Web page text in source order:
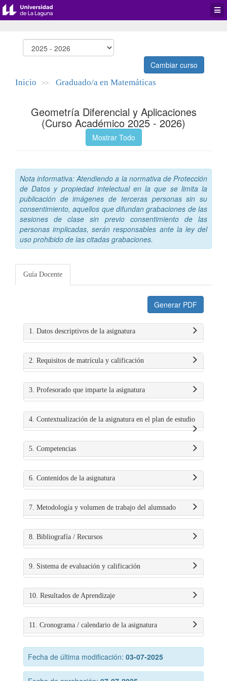
Cambiar curso
Inicio >> Graduado/a en Matemáticas
Geometría Diferencial y Aplicaciones
(Curso Académico 2025 - 2026)
Mostrar Todo
Nota informativa: Atendiendo a la normativa de Protección
de Datos y propiedad intelectual en la que se limita la
publicación de imágenes de terceras personas sin su
consentimiento, aquellos que difundan grabaciones de las
sesiones de clase sin previo consentimiento de las
personas implicadas, serán responsables ante la ley del
uso prohibido de las citadas grabaciones.
Guía Docente
Generar PDF
1. Datos descriptivos de la asignatura
2. Requisitos de matrícula y calificación
3. Profesorado que imparte la asignatura
4. Contextualización de la asignatura en el plan de estudio
5. Competencias
6. Contenidos de la asignatura
7. Metodología y volumen de trabajo del alumnado
8. Bibliografía / Recursos
9. Sistema de evaluación y calificación
10. Resultados de Aprendizaje
11. Cronograma / calendario de la asignatura
Fecha de última modificación: 03-07-2025